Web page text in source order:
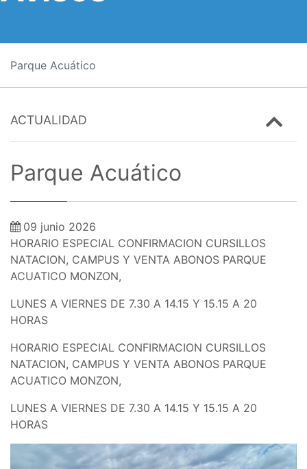
Parque Acuático
ACTUALIDAD
Parque Acuático
09 junio 2026
HORARIO ESPECIAL CONFIRMACION CURSILLOS
NATACION, CAMPUS Y VENTA ABONOS PARQUE
ACUATICO MONZON,
LUNES A VIERNES DE 7.30 A 14.15 Y 15.15 A 20
HORAS
HORARIO ESPECIAL CONFIRMACION CURSILLOS
NATACION, CAMPUS Y VENTA ABONOS PARQUE
ACUATICO MONZON,
LUNES A VIERNES DE 7.30 A 14.15 Y 15.15 A 20
HORAS